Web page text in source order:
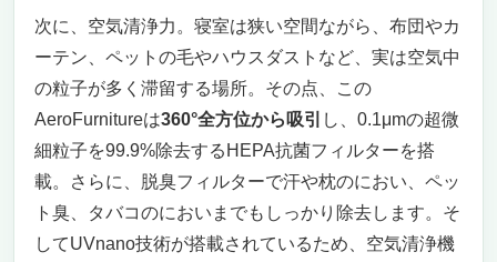
次に、空気清浄力。寝室は狭い空間ながら、布団やカ
ーテン、ペットの毛やハウスダストなど、実は空気中
の粒子が多く滞留する場所。その点、この
AeroFurnitureは360°全方位から吸引 し、0.1μmの超微
細粒子を99.9%除去するHEPA抗菌フィルターを搭
載。さらに、脱臭フィルターで汗や枕のにおい、ペッ
ト臭、タバコのにおいまでもしっかり除去します。そ
してUVnano技術が搭載されているため、空気清浄機